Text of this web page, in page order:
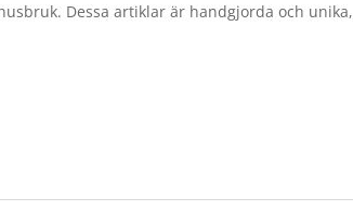
Dessa artiklar är handgjorda och unika,